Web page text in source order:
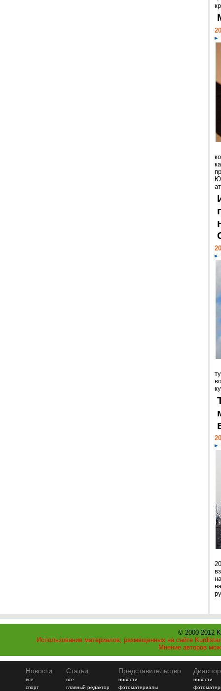
© 2000-2012
Использование материалов, размещенных на сайте
Мнение авторов
Новости
все
спорт
Статьи
все
главный редактор
Представительство
новости
фотоматериалы
новости